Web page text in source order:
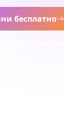
бесплатно